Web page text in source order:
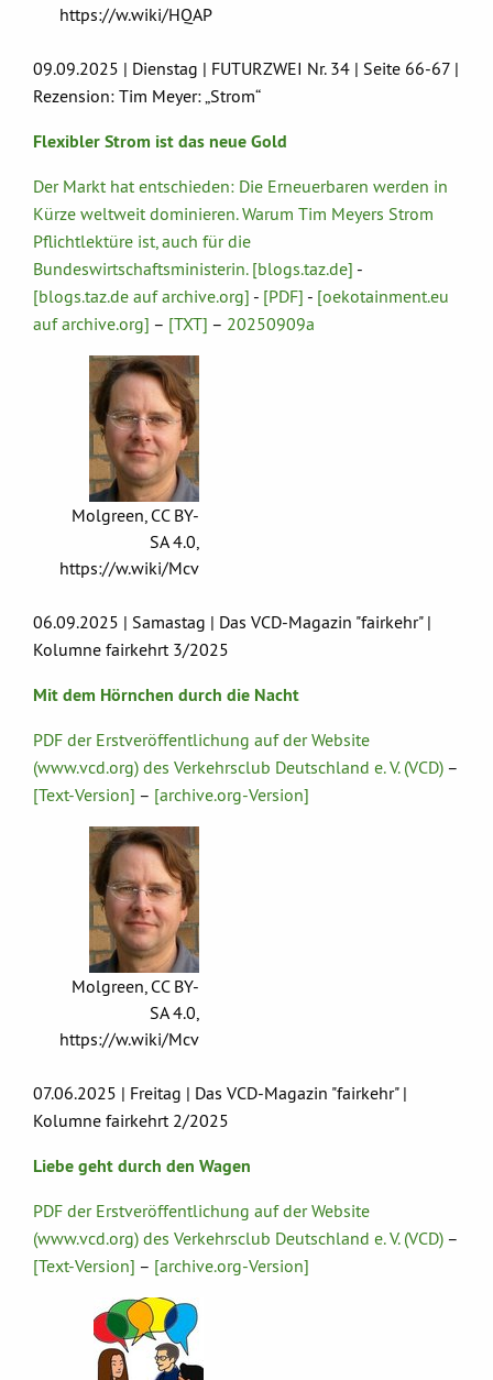
https://w.wiki/HQAP
09.09.2025 | Dienstag | FUTURZWEI Nr. 34 | Seite 66-67 |
Rezension: Tim Meyer: „Strom“
Flexibler Strom ist das neue Gold
Der Markt hat entschieden: Die Erneuerbaren werden in
Kürze weltweit dominieren. Warum Tim Meyers Strom
Pflichtlektüre ist, auch für die
Bundeswirtschaftsministerin. [blogs.taz.de] -
[blogs.taz.de auf archive.org] - [PDF] - [oekotainment.eu
auf archive.org] – [TXT] – 20250909a
Molgreen, CC BY-
SA 4.0,
https://w.wiki/Mcv
06.09.2025 | Samastag | Das VCD-Magazin "fairkehr" |
Kolumne fairkehrt 3/2025
Mit dem Hörnchen durch die Nacht
PDF der Erstveröffentlichung auf der Website
(www.vcd.org) des Verkehrsclub Deutschland e. V. (VCD) –
[Text-Version] – [archive.org-Version]
Molgreen, CC BY-
SA 4.0,
https://w.wiki/Mcv
07.06.2025 | Freitag | Das VCD-Magazin "fairkehr" |
Kolumne fairkehrt 2/2025
Liebe geht durch den Wagen
PDF der Erstveröffentlichung auf der Website
(www.vcd.org) des Verkehrsclub Deutschland e. V. (VCD) –
[Text-Version] – [archive.org-Version]